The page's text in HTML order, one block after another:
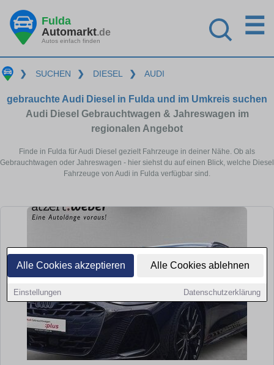
Alle Cookies akzeptieren Alle Cookies ablehnen
Einstellungen Datenschutzerklärung
Fulda
Automarkt.de
Autos einfach finden
☰
❯ SUCHEN ❯ DIESEL ❯ AUDI
gebrauchte Audi Diesel in Fulda und im Umkreis suchen
Audi Diesel Gebrauchtwagen & Jahreswagen im
regionalen Angebot
Finde in Fulda für Audi Diesel gezielt Fahrzeuge in deiner Nähe. Ob als
Gebrauchtwagen oder Jahreswagen - hier siehst du auf einen Blick, welche Diesel
Fahrzeuge von Audi in Fulda verfügbar sind.